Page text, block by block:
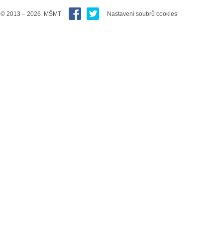
© 2013 – 2026 MŠMT Nastavení soubrů cookies